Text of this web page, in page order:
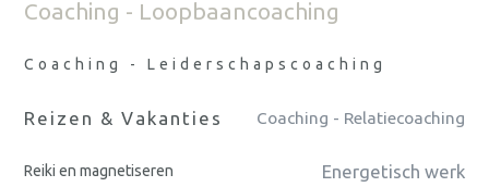
Coaching - Loopbaancoaching
Coaching - Leiderschapscoaching
Reizen & Vakanties Coaching - Relatiecoaching
Reiki en magnetiseren Energetisch werk